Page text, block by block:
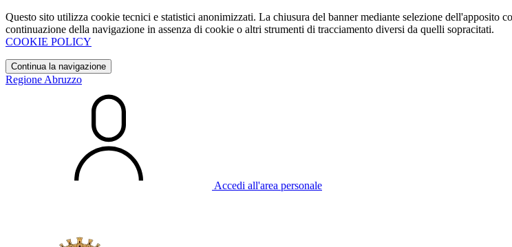
Questo sito utilizza cookie tecnici e statistici anonimizzati. La chiusura del banner mediante selezione
continuazione della navigazione in assenza di cookie o altri strumenti di tracciamento diversi da quelli sopracitati.
COOKIE POLICY
Continua la navigazione
Regione Abruzzo
Accedi all'area personale